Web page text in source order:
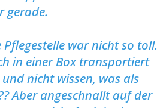
gerade.
war nicht so toll.
in einer Box transportiert
nicht wissen, was als
Aber angeschnallt auf der